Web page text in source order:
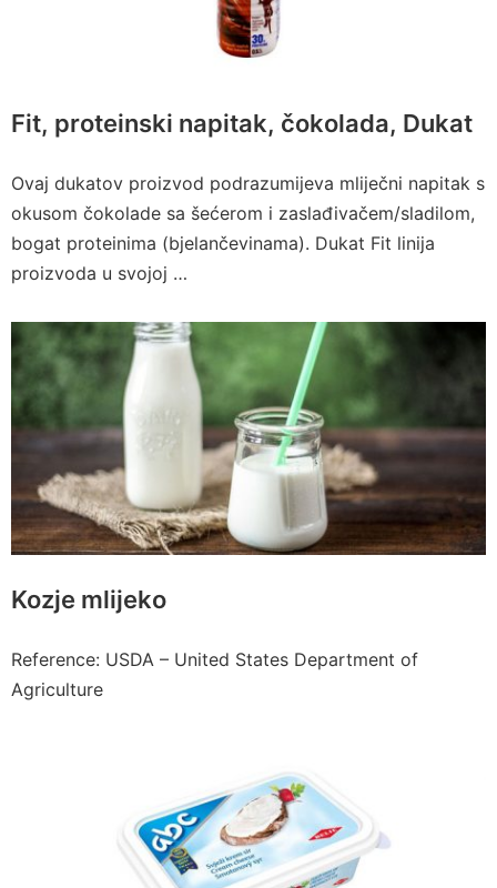
Fit, proteinski napitak, čokolada, Dukat
Ovaj dukatov proizvod podrazumijeva mliječni napitak s
okusom čokolade sa šećerom i zaslađivačem/sladilom,
bogat proteinima (bjelančevinama). Dukat Fit linija
proizvoda u svojoj …
Kozje mlijeko
Reference: USDA – United States Department of
Agriculture